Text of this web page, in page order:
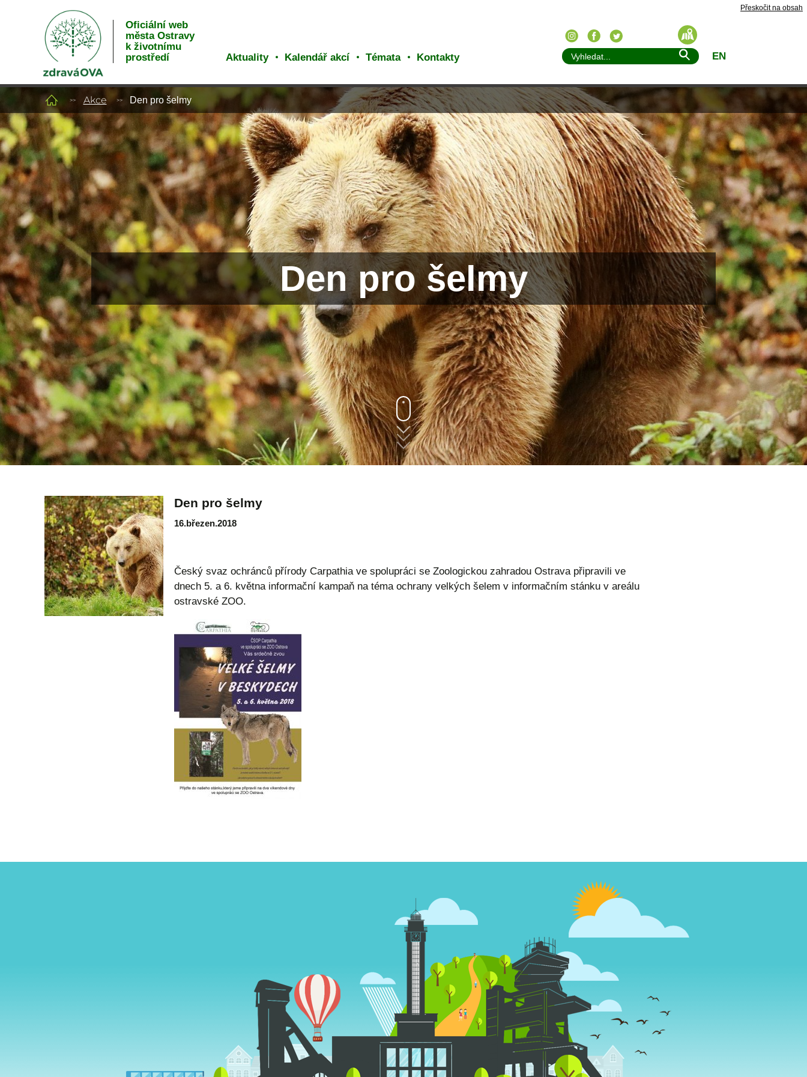
Přeskočit na obsah
Oficiální web
města Ostravy
k životnímu
prostředí
Aktuality Kalendář akcí Témata Kontakty EN
Akce Den pro šelmy
Den pro šelmy
Den pro šelmy
16.březen.2018
Český svaz ochránců přírody Carpathia ve spolupráci se Zoologickou zahradou Ostrava připravili ve
dnech 5. a 6. května informační kampaň na téma ochrany velkých šelem v informačním stánku v areálu
ostravské ZOO.